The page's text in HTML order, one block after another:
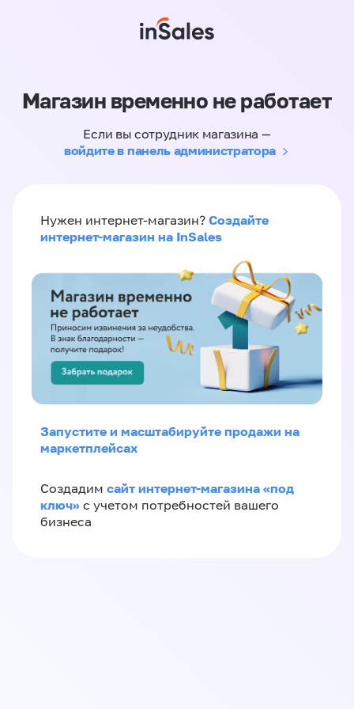
Магазин временно не работает
Если вы сотрудник магазина —
войдите в панель администратора
Нужен интернет-магазин? Создайте
интернет-магазин на InSales
Запустите и масштабируйте продажи на
маркетплейсах
Создадим сайт интернет-магазина «под
ключ» с учетом потребностей вашего
бизнеса